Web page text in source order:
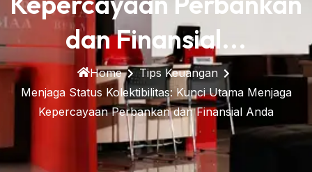
dan Finansial...
Home
Tips Keuangan
Menjaga Status Kolektibilitas: Kunci Utama Menjaga
Kepercayaan Perbankan dan Finansial Anda